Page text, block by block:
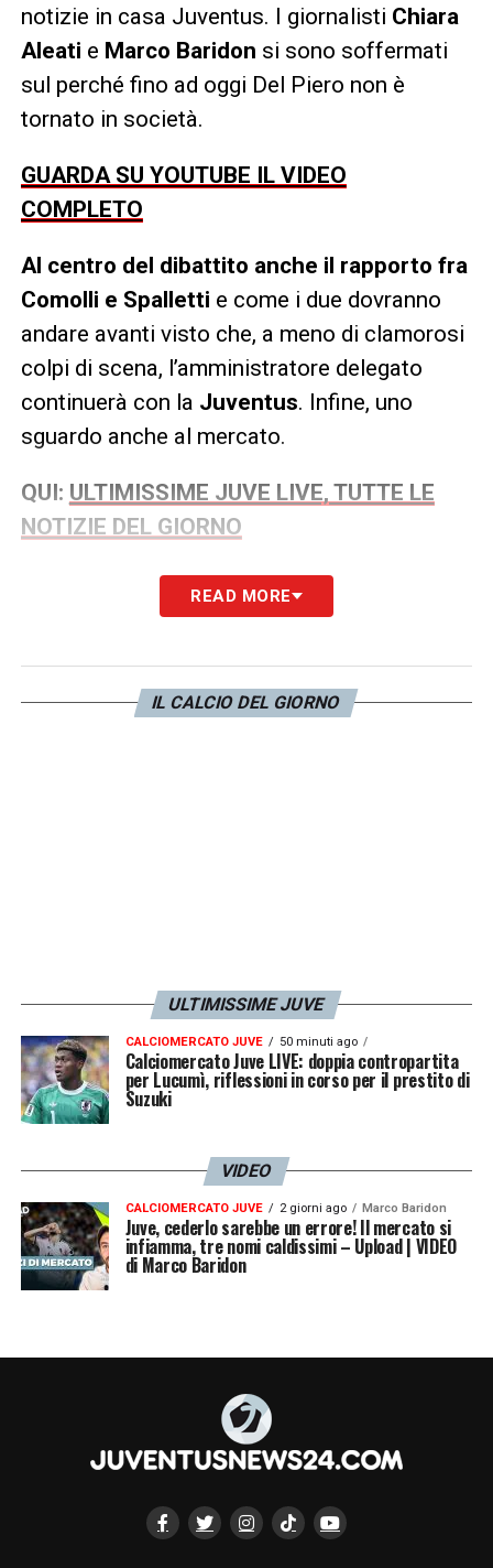
notizie in casa Juventus. I giornalisti Chiara
Aleati e Marco Baridon si sono soffermati
sul perché fino ad oggi Del Piero non è
tornato in società.
GUARDA SU YOUTUBE IL VIDEO
COMPLETO
Al centro del dibattito anche il rapporto fra
Comolli e Spalletti e come i due dovranno
andare avanti visto che, a meno di clamorosi
colpi di scena, l’amministratore delegato
continuerà con la Juventus. Infine, uno
sguardo anche al mercato.
QUI: ULTIMISSIME JUVE LIVE, TUTTE LE
NOTIZIE DEL GIORNO
READ MORE
IL CALCIO DEL GIORNO
ULTIMISSIME JUVE
CALCIOMERCATO JUVE 50 minuti ago
Calciomercato Juve LIVE: doppia contropartita
per Lucumì, riflessioni in corso per il prestito di
Suzuki
VIDEO
CALCIOMERCATO JUVE 2 giorni ago Marco Baridon
Juve, cederlo sarebbe un errore! Il mercato si
infiamma, tre nomi caldissimi – Upload | VIDEO
di Marco Baridon